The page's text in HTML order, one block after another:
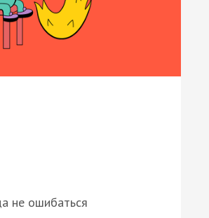
не ошибаться